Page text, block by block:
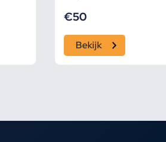
€50
Bekijk